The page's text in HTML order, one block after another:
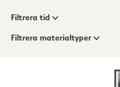
Visningsläge
Filtrera tid
Filtrera materialtyper